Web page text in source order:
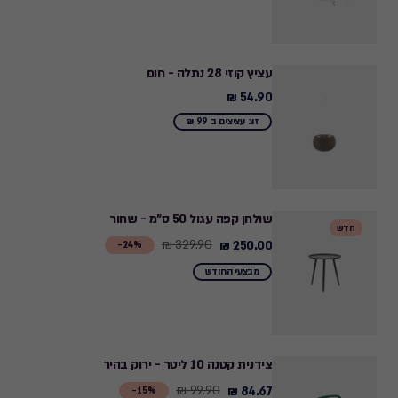
עציץ קוזי 28 נתלה - חום
54.90
₪
54.90 ₪
זוג עציצים ב 99 ₪
חדש
שולחן קפה עגול 50 ס"מ - שחור
24%-
Price
from
250.00 ₪
329.90 ₪
מבצעי החודש
צידנית קטנה 10 ליטר - ירוק בהיר
15%-
Price
84.67 ₪
99.90 ₪